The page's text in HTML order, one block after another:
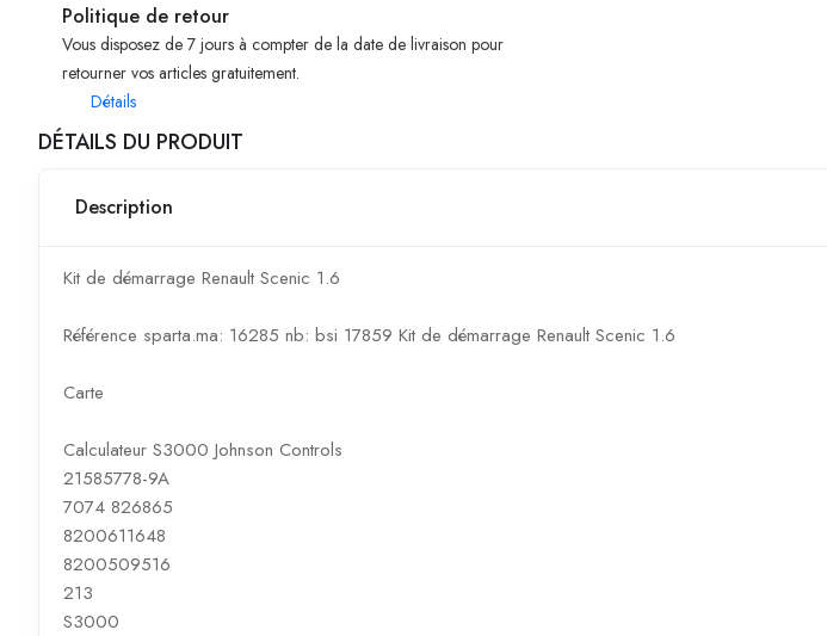
Politique de retour
Vous disposez de 7 jours à compter de la date de livraison pour
retourner vos articles gratuitement.
Détails
DÉTAILS DU PRODUIT
Description
Kit de démarrage Renault Scenic 1.6
Référence sparta.ma: 16285 nb: bsi 17859 Kit de démarrage Renault Scenic 1.6
Carte
Calculateur S3000 Johnson Controls
21585778-9A
7074 826865
8200611648
8200509516
213
S3000